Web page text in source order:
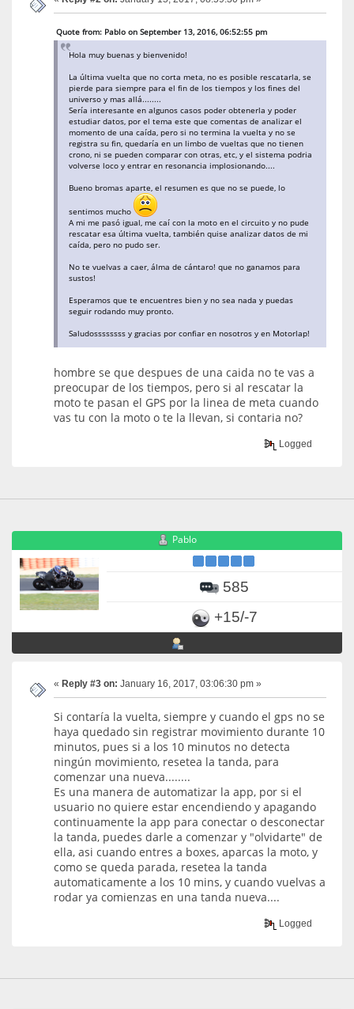
Quote from: Pablo on September 13, 2016, 06:52:55 pm
Hola muy buenas y bienvenido!
La última vuelta que no corta meta, no es posible rescatarla, se
pierde para siempre para el fin de los tiempos y los fines del
universo y mas allá........
Sería interesante en algunos casos poder obtenerla y poder
estudiar datos, por el tema este que comentas de analizar el
momento de una caída, pero si no termina la vuelta y no se
registra su fin, quedaría en un limbo de vueltas que no tienen
crono, ni se pueden comparar con otras, etc, y el sistema podria
volverse loco y entrar en resonancia implosionando....
Bueno bromas aparte, el resumen es que no se puede, lo
sentimos mucho
A mi me pasó igual, me caí con la moto en el circuito y no pude
rescatar esa última vuelta, también quise analizar datos de mi
caída, pero no pudo ser.
No te vuelvas a caer, álma de cántaro! que no ganamos para
sustos!
Esperamos que te encuentres bien y no sea nada y puedas
seguir rodando muy pronto.
Saludossssssss y gracias por confiar en nosotros y en Motorlap!
hombre se que despues de una caida no te vas a
preocupar de los tiempos, pero si al rescatar la
moto te pasan el GPS por la linea de meta cuando
vas tu con la moto o te la llevan, si contaria no?
Logged
Pablo
585
+15/-7
« Reply #3 on: January 16, 2017, 03:06:30 pm »
Si contaría la vuelta, siempre y cuando el gps no se
haya quedado sin registrar movimiento durante 10
minutos, pues si a los 10 minutos no detecta
ningún movimiento, resetea la tanda, para
comenzar una nueva........
Es una manera de automatizar la app, por si el
usuario no quiere estar encendiendo y apagando
continuamente la app para conectar o desconectar
la tanda, puedes darle a comenzar y "olvidarte" de
ella, asi cuando entres a boxes, aparcas la moto, y
como se queda parada, resetea la tanda
automaticamente a los 10 mins, y cuando vuelvas a
rodar ya comienzas en una tanda nueva....
Logged